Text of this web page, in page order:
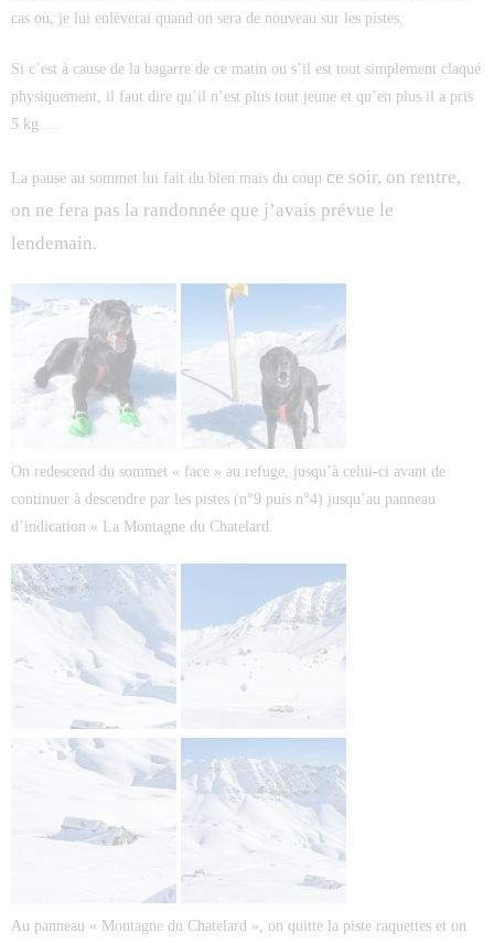
cas où, je lui enlèverai quand on sera de nouveau sur les pistes.
Si c’est à cause de la bagarre de ce matin ou s’il est tout simplement claqué
physiquement, il faut dire qu’il n’est plus tout jeune et qu’en plus il a pris
5 kg …
La pause au sommet lui fait du bien mais du coup ce soir, on rentre,
on ne fera pas la randonnée que j’avais prévue le
lendemain.
On redescend du sommet « face » au refuge, jusqu’à celui-ci avant de
continuer à descendre par les pistes (n°9 puis n°4) jusqu’au panneau
d’indication « La Montagne du Chatelard.
Au panneau « Montagne du Chatelard », on quitte la piste raquettes et on